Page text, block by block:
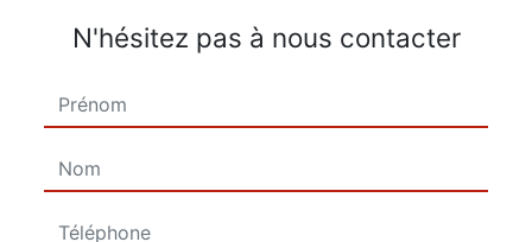
N'hésitez pas à nous contacter